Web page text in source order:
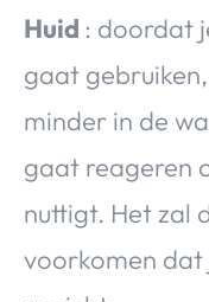
Huid : doordat
gaat
minder in de
gaat reageren
nuttigt. Het zal
voorkomen dat